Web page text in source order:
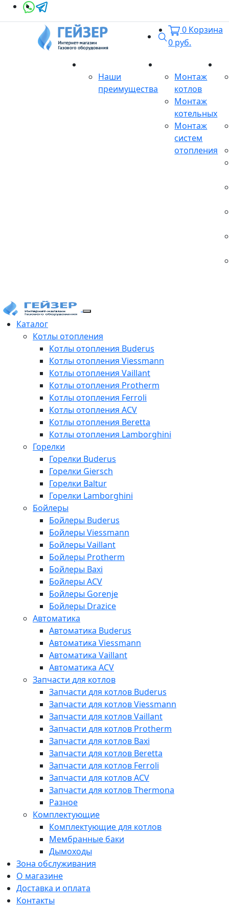
Поиск
0 Корзина
0 руб.
Наши
преимущества
Монтаж
котлов
Монтаж
котельных
Монтаж
систем
отопления
Каталог
Котлы отопления
Котлы отопления Buderus
Котлы отопления Viessmann
Котлы отопления Vaillant
Котлы отопления Protherm
Котлы отопления Ferroli
Котлы отопления ACV
Котлы отопления Beretta
Котлы отопления Lamborghini
Горелки
Горелки Buderus
Горелки Giersch
Горелки Baltur
Горелки Lamborghini
Бойлеры
Бойлеры Buderus
Бойлеры Viessmann
Бойлеры Vaillant
Бойлеры Protherm
Бойлеры Baxi
Бойлеры ACV
Бойлеры Gorenje
Бойлеры Drazice
Автоматика
Автоматика Buderus
Автоматика Viessmann
Автоматика Vaillant
Автоматика ACV
Запчасти для котлов
Запчасти для котлов Buderus
Запчасти для котлов Viessmann
Запчасти для котлов Vaillant
Запчасти для котлов Protherm
Запчасти для котлов Baxi
Запчасти для котлов Beretta
Запчасти для котлов Ferroli
Запчасти для котлов ACV
Запчасти для котлов Thermona
Разное
Комплектующие
Комплектующие для котлов
Мембранные баки
Дымоходы
Зона обслуживания
О магазине
Доставка и оплата
Контакты